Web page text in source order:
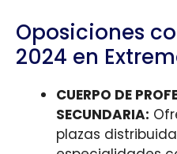
Oposiciones
2024 en
CUERPO DE
SECUNDARIA:
plazas